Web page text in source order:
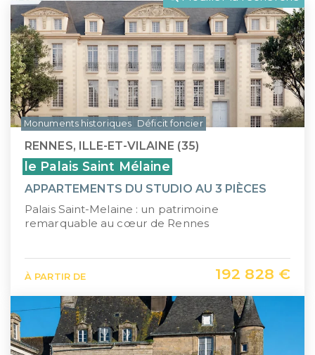
LLI
CIIC (Corse)
Maurice (non-résident)
TVA réduite
Pays de la Loire
Provence-Alpes-Côte d'Azur
Guadeloupe (971)
Guyane (973)
La Réunion (974)
Martinique (972)
Nouvelle-Calédonie (988)
Polynésie française (987)
Île Maurice
RENNES, ILLE-ET-VILAINE (35)
le Palais Saint Mélaine
APPARTEMENTS DU STUDIO AU 3 PIÈCES
Palais Saint-Melaine : un patrimoine
remarquable au cœur de Rennes
À PARTIR DE 192 828 €
Monuments historiques Déficit foncier